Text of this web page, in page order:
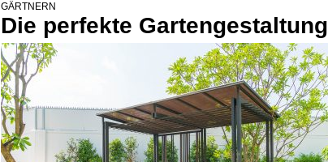
GÄRTNERN
Die perfekte Gartengestaltung